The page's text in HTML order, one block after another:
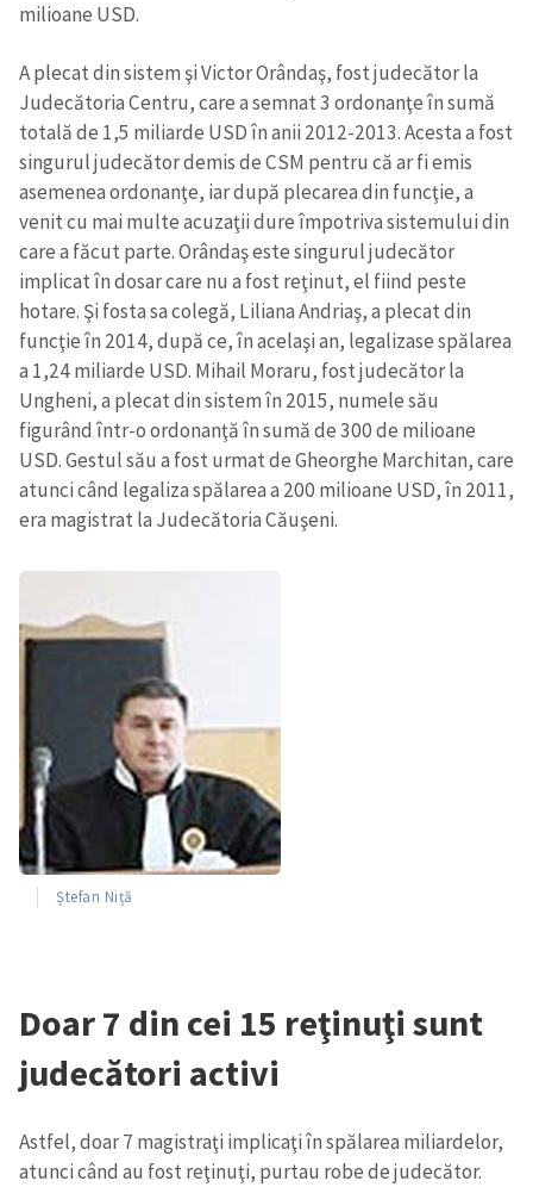
milioane USD.
A plecat din sistem şi Victor Orândaş, fost judecător la
Judecătoria Centru, care a semnat 3 ordonanţe în sumă
totală de 1,5 miliarde USD în anii 2012-2013. Acesta a fost
singurul judecător demis de CSM pentru că ar fi emis
asemenea ordonanţe, iar după plecarea din funcţie, a
venit cu mai multe acuzaţii dure împotriva sistemului din
care a făcut parte. Orândaş este singurul judecător
implicat în dosar care nu a fost reţinut, el fiind peste
hotare. Şi fosta sa colegă, Liliana Andriaş, a plecat din
funcţie în 2014, după ce, în acelaşi an, legalizase spălarea
a 1,24 miliarde USD. Mihail Moraru, fost judecător la
Ungheni, a plecat din sistem în 2015, numele său
figurând într-o ordonanţă în sumă de 300 de milioane
USD. Gestul său a fost urmat de Gheorghe Marchitan, care
atunci când legaliza spălarea a 200 milioane USD, în 2011,
era magistrat la Judecătoria Căuşeni.
Ștefan Niță
Doar 7 din cei 15 reţinuţi sunt
judecători activi
Astfel, doar 7 magistraţi implicaţi în spălarea miliardelor,
atunci când au fost reţinuţi, purtau robe de judecător.